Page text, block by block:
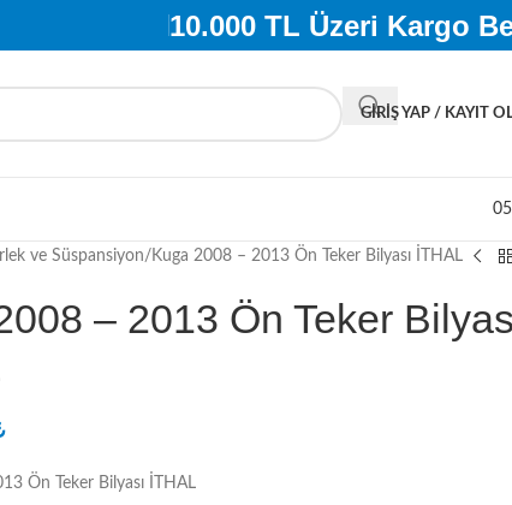
10.000 TL Üzeri Kargo
GIRIŞ YAP / KAYIT
ve Süspansiyon Kuga 2008 – 2013 Ön Teker Bilyası İTHAL
– 2013 Ön Teker
Ön Teker Bilyası İTHAL